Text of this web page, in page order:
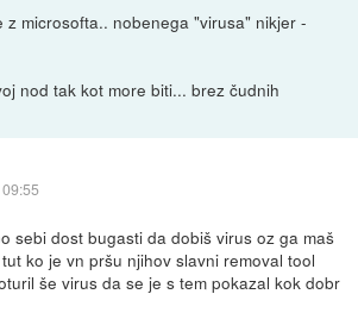
z microsofta.. nobenega "virusa" nikjer -
nod tak kot more biti... brez čudnih
sebi dost bugasti da dobiš virus oz ga maš
ko je vn pršu njihov slavni removal tool
še virus da se je s tem pokazal kok dobr